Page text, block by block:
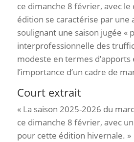
ce dimanche 8 février, avec
édition se caractérise par
soulignant une saison jugée «
interprofessionnelle des
modeste en termes
l’importance d’un cadre de
Court extrait
« La saison 2025-2026 du
ce dimanche 8 février, avec
pour cette édition hivernale. »